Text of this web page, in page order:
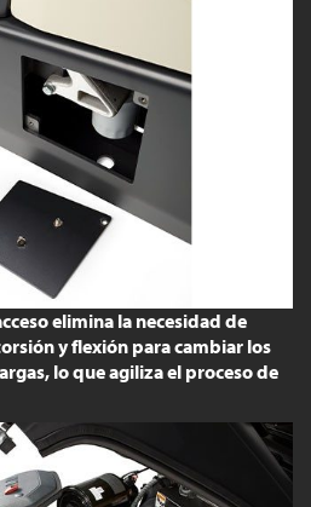
elimina la necesidad de
y flexión para cambiar los
lo que agiliza el proceso de